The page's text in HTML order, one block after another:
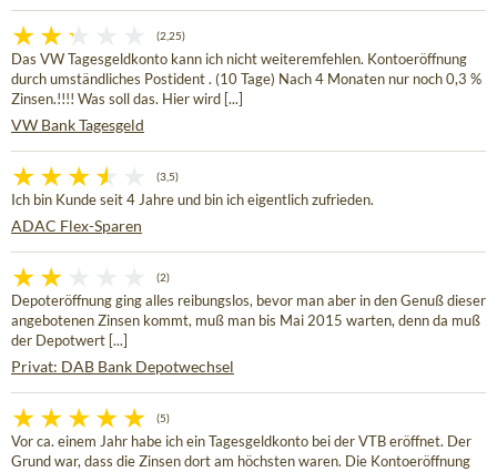
(2,25)
Das VW Tagesgeldkonto kann ich nicht weiteremfehlen. Kontoeröffnung
durch umständliches Postident . (10 Tage) Nach 4 Monaten nur noch 0,3 %
Zinsen.!!!! Was soll das. Hier wird [...]
VW Bank Tagesgeld
(3,5)
Ich bin Kunde seit 4 Jahre und bin ich eigentlich zufrieden.
ADAC Flex-Sparen
(2)
Depoteröffnung ging alles reibungslos, bevor man aber in den Genuß dieser
angebotenen Zinsen kommt, muß man bis Mai 2015 warten, denn da muß
der Depotwert [...]
Privat: DAB Bank Depotwechsel
(5)
Vor ca. einem Jahr habe ich ein Tagesgeldkonto bei der VTB eröffnet. Der
Grund war, dass die Zinsen dort am höchsten waren. Die Kontoeröffnung